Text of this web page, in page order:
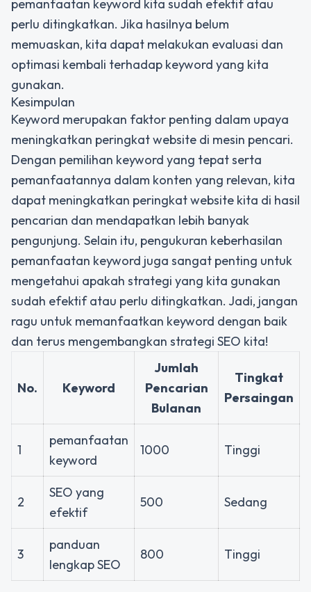
pemanfaatan keyword kita sudah efektif atau
perlu ditingkatkan. Jika hasilnya belum
memuaskan, kita dapat melakukan evaluasi dan
optimasi kembali terhadap keyword yang kita
gunakan.
Kesimpulan
Keyword merupakan faktor penting dalam upaya
meningkatkan peringkat website di mesin pencari.
Dengan pemilihan keyword yang tepat serta
pemanfaatannya dalam konten yang relevan, kita
dapat meningkatkan peringkat website kita di hasil
pencarian dan mendapatkan lebih banyak
pengunjung. Selain itu, pengukuran keberhasilan
pemanfaatan keyword juga sangat penting untuk
mengetahui apakah strategi yang kita gunakan
sudah efektif atau perlu ditingkatkan. Jadi, jangan
ragu untuk memanfaatkan keyword dengan baik
dan terus mengembangkan strategi SEO kita!
No. Keyword
Jumlah
Pencarian
Bulanan
Tingkat
Persaingan
1
pemanfaatan
keyword
1000 Tinggi
2
SEO yang
efektif
500 Sedang
3
panduan
lengkap SEO
800 Tinggi